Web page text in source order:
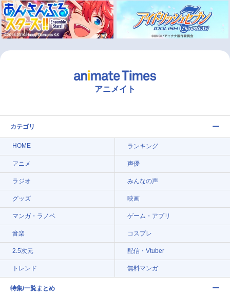
アニメイト
カテゴリ
HOME ランキング
アニメ 声優
ラジオ みんなの声
グッズ 映画
マンガ・ラノベ ゲーム・アプリ
音楽 コスプレ
2.5次元 配信・Vtuber
トレンド 無料マンガ
特集/一覧まとめ